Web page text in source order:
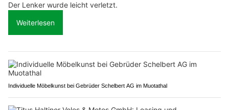
Der Lenker wurde leicht verletzt.
Weiterlesen
Individuelle Möbelkunst bei Gebrüder Schelbert AG im Muotathal